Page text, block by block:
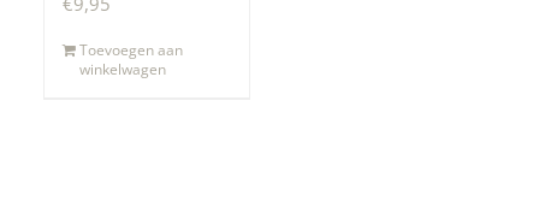
Toevoegen aan
winkelwagen